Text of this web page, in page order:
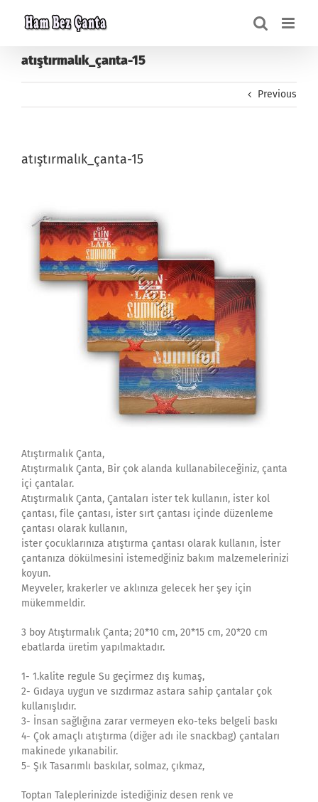
atıştırmalık_çanta-15
Previous
atıştırmalık_çanta-15
Atıştırmalık Çanta,
Atıştırmalık Çanta, Bir çok alanda kullanabileceğiniz, çanta
içi çantalar.
Atıştırmalık Çanta, Çantaları ister tek kullanın, ister kol
çantası, file çantası, ister sırt çantası içinde düzenleme
çantası olarak kullanın,
ister çocuklarınıza atıştırma çantası olarak kullanın, İster
çantanıza dökülmesini istemedğiniz bakım malzemelerinizi
koyun.
Meyveler, krakerler ve aklınıza gelecek her şey için
mükemmeldir.
3 boy Atıştırmalık Çanta; 20*10 cm, 20*15 cm, 20*20 cm
ebatlarda üretim yapılmaktadır.
1- 1.kalite regule Su geçirmez dış kumaş,
2- Gıdaya uygun ve sızdırmaz astara sahip çantalar çok
kullanışlıdır.
3- İnsan sağlığına zarar vermeyen eko-teks belgeli baskı
4- Çok amaçlı atıştırma (diğer adı ile snackbag) çantaları
makinede yıkanabilir.
5- Şık Tasarımlı baskılar, solmaz, çıkmaz,
Toptan Taleplerinizde istediğiniz desen renk ve